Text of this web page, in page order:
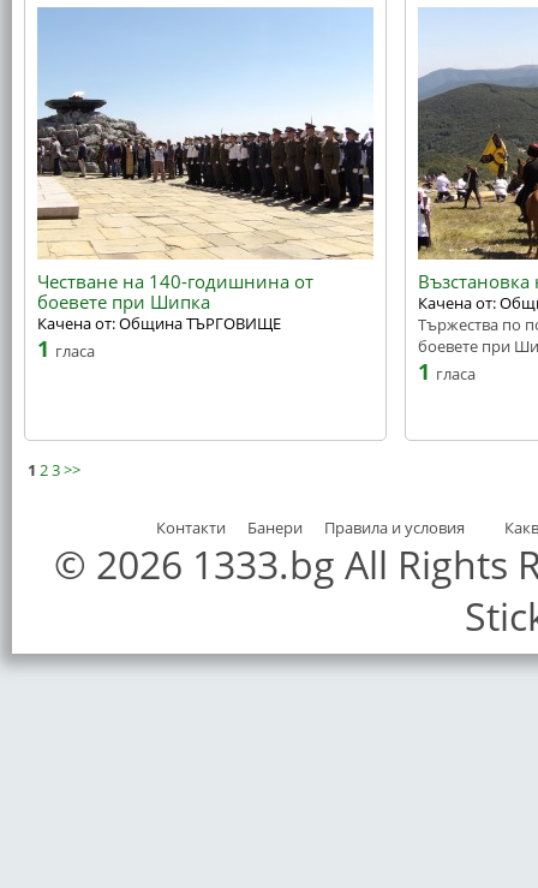
Честване на 140-годишнина от
боевете при Шипка
Качена от: Община ТЪРГОВИЩЕ
1 гласа
Качена от:
Тържества по
боевете при
1 гласа
1 23>>
Контакти Банери Правила и условия
© 2026 1333.bg All Rights